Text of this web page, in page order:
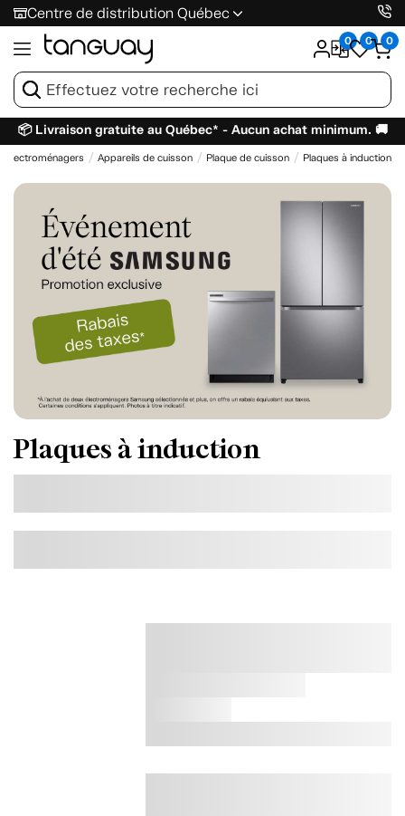
Centre de distribution Québec
0 0 0
📦 Livraison gratuite au Québec* - Aucun achat minimum. 🚚
Électroménagers Appareils de cuisson Plaque de cuisson Plaques à induction
Plaques à induction